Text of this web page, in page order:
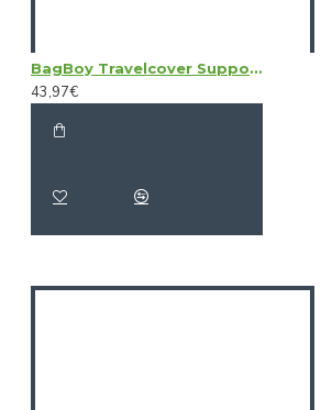
BagBoy Travelcover Support System
43,97€